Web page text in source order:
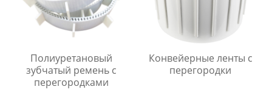
Полиуретановый
зубчатый ремень с
перегородками
Конвейерные ленты с
перегородки